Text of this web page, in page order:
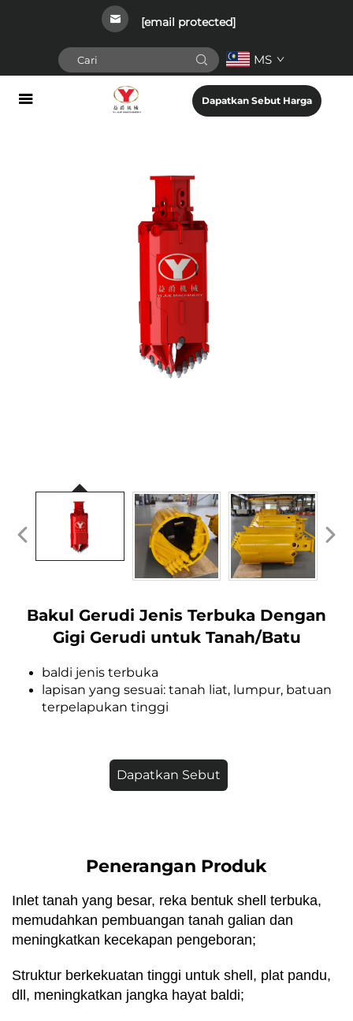
[email protected]
MS
Dapatkan Sebut Harga
Bakul Gerudi Jenis Terbuka Dengan
Gigi Gerudi untuk Tanah/Batu
baldi jenis terbuka
lapisan yang sesuai: tanah liat, lumpur, batuan
terpelapukan tinggi
Dapatkan Sebut
Penerangan Produk
Inlet tanah yang besar, reka bentuk shell terbuka,
memudahkan pembuangan tanah galian dan
meningkatkan kecekapan pengeboran;
Struktur berkekuatan tinggi untuk shell, plat pandu,
dll, meningkatkan jangka hayat baldi;